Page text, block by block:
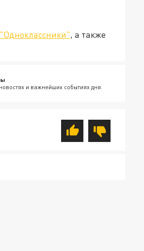
"Одноклассники", а также
и важнейших событиях дня.